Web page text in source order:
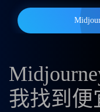
我找到便